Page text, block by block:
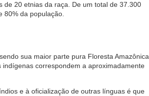
de 20 etnias da raça. De um total de 37.300
80% da população.
sua maior parte pura Floresta Amazônica,
correspondem a aproximadamente
e à oficialização de outras línguas é que